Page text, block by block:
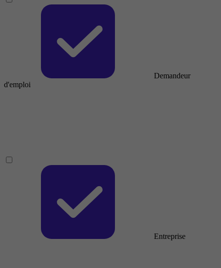
Demandeur
d'emploi
Entreprise